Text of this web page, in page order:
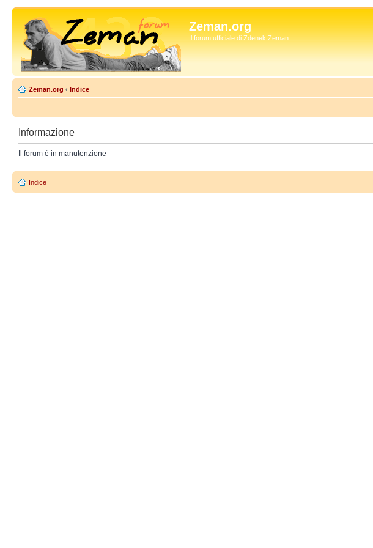
Zeman.org
Il forum ufficiale di Zdenek Zeman
Zeman.org ‹ Indice
Informazione
Il forum è in manutenzione
Indice